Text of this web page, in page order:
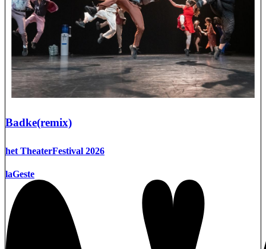
Badke(remix)
het TheaterFestival 2026
laGeste